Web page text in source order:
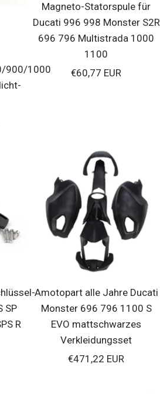
900/1000
Magneto-Statorspule für
Ducati 996 998 Monster S2R
696 796 Multistrada 1000
1100
Verkaufspreis
€60,77 EUR
SP
R
Amotopart alle Jahre Ducati
Monster 696 796 1100 S
EVO mattschwarzes
Verkleidungsset
Verkaufspreis
€471,22 EUR